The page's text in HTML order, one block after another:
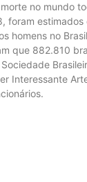
no mundo
foram
homens no
que 882.810
Interessante